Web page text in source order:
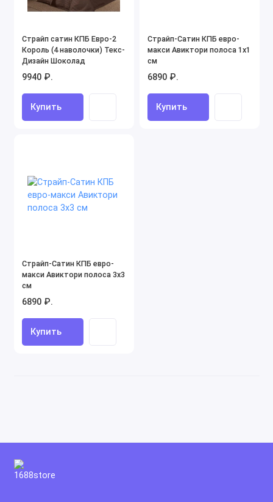
Страйп сатин КПБ Евро-2
Король (4 наволочки) Текс-
Дизайн Шоколад
9940 ₽.
Купить
Страйп-Сатин КПБ евро-
макси Авиктори полоса 1х1
см
6890 ₽.
Купить
Страйп-Сатин КПБ евро-
макси Авиктори полоса 3х3
см
6890 ₽.
Купить